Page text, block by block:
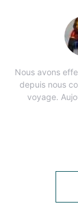
Nous avons
depuis nous
voyage.